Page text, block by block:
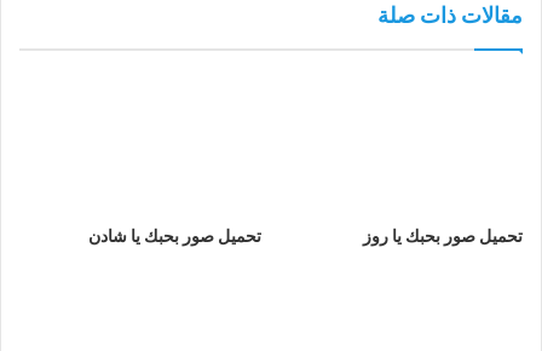
مقالات ذات صلة
تحميل صور بحبك يا روز تحميل صور بحبك يا شادن